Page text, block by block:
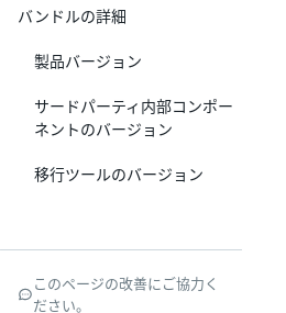
バンドルの詳細
製品バージョン
サードパーティ内部コンポー
ネントのバージョン
移行ツールのバージョン
このページの改善にご協力く
ださい。